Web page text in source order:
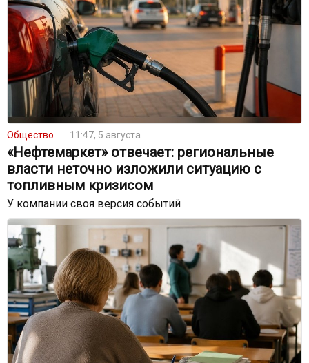
Общество 11:47, 5 августа
«Нефтемаркет» отвечает: региональные
власти неточно изложили ситуацию с
топливным кризисом
У компании своя версия событий